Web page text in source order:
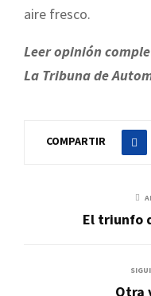
aire fresco.
Leer opinión
La Tribuna de
COMPARTIR
El triunfo
Otra